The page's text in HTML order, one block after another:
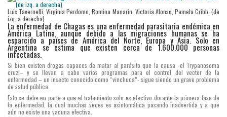
Luis Tavernelli, Virginia Perdomo, Romina Manarin, Victoria Alonso, Pamela Cribb. (de
izq. a derecha)
La enfermedad de Chagas es una enfermedad parasitaria endémica en
América Latina, aunque debido a las migraciones humanas se ha
esparcido a países de América del Norte, Europa y Asia. Solo en
Argentina se estima que existen cerca de 1.600.000 personas
infectadas.
Si bien existen drogas capaces de matar al parásito que la causa -el Trypanosoma
cruzi– y se llevan a cabo varios programas para el control del vector de la
enfermedad – un insecto conocido como “vinchuca”- sigue siendo un grave problema
de salud pública.
Esto se debe en parte a que el tratamiento solo es efectivo durante la primera fase de
la enfermedad, la cual muchas veces es asintomática pasando inadvertida y a que
aún no existe una vacuna efectiva.